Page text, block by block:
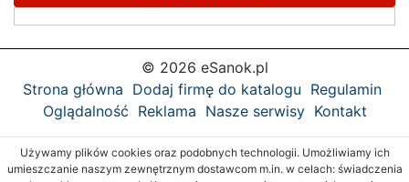
© 2026 eSanok.pl
Strona główna Dodaj firmę do katalogu Regulamin
Oglądalność Reklama Nasze serwisy Kontakt
Używamy plików cookies oraz podobnych technologii. Umożliwiamy ich
umieszczanie naszym zewnętrznym dostawcom m.in. w celach: świadczenia